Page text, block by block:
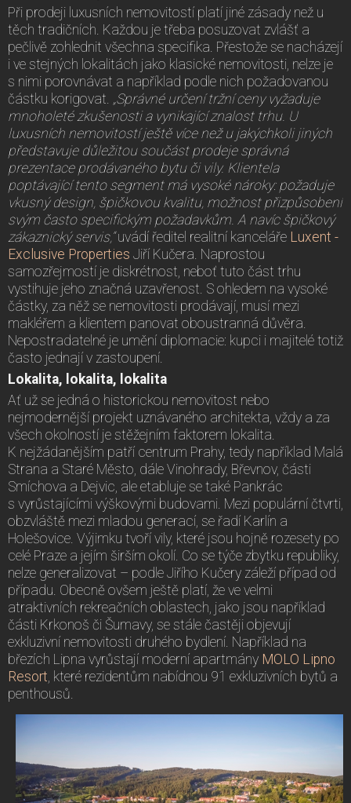
Při prodeji luxusních nemovitostí platí jiné zásady než u
těch tradičních. Každou je třeba posuzovat zvlášť a
pečlivě zohlednit všechna specifika. Přestože se nacházejí
i ve stejných lokalitách jako klasické nemovitosti, nelze je
s nimi porovnávat a například podle nich požadovanou
částku korigovat. „Správné určení tržní ceny vyžaduje
mnoholeté zkušenosti a vynikající znalost trhu. U
luxusních nemovitostí ještě více než u jakýchkoli jiných
představuje důležitou součást prodeje správná
prezentace prodávaného bytu či vily. Klientela
poptávající tento segment má vysoké nároky: požaduje
vkusný design, špičkovou kvalitu, možnost přizpůsobení
svým často specifickým požadavkům. A navíc špičkový
zákaznický servis,“uvádí ředitel realitní kanceláře Luxent -
Exclusive Properties Jiří Kučera. Naprostou
samozřejmostí je diskrétnost, neboť tuto část trhu
vystihuje jeho značná uzavřenost. S ohledem na vysoké
částky, za něž se nemovitosti prodávají, musí mezi
makléřem a klientem panovat oboustranná důvěra.
Nepostradatelné je umění diplomacie: kupci i majitelé totiž
často jednají v zastoupení.
Lokalita, lokalita, lokalita
Ať už se jedná o historickou nemovitost nebo
nejmodernější projekt uznávaného architekta, vždy a za
všech okolností je stěžejním faktorem lokalita.
K nejžádanějším patří centrum Prahy, tedy například Malá
Strana a Staré Město, dále Vinohrady, Břevnov, části
Smíchova a Dejvic, ale etabluje se také Pankrác
s vyrůstajícími výškovými budovami. Mezi populární čtvrti,
obzvláště mezi mladou generací, se řadí Karlín a
Holešovice. Výjimku tvoří vily, které jsou hojně rozesety po
celé Praze a jejím širším okolí. Co se týče zbytku republiky,
nelze generalizovat – podle Jiřího Kučery záleží případ od
případu. Obecně ovšem ještě platí, že ve velmi
atraktivních rekreačních oblastech, jako jsou například
části Krkonoš či Šumavy, se stále častěji objevují
exkluzivní nemovitosti druhého bydlení. Například na
březích Lipna vyrůstají moderní apartmány MOLO Lipno
Resort , které rezidentům nabídnou 91 exkluzivních bytů a
penthousů.